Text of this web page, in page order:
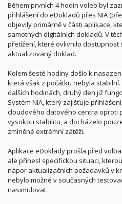
Během prvních 4 hodin voleb byl
přihlášení do eDokladů přes NIA
objevily primárně v části aplikace,
samotných digitálních dokladů. V
přetížení, které ovlivnilo dostupnost
aktualizovaný doklad.
Kolem šesté hodiny došlo k
která však z počátku nebyla
dalších hodinách, druhý den již
Systém NIA, který zajišťuje
cloudového datového centra oproti
vysokou stabilitu, a docházelo
zmíněné extrémní zátěži.
Aplikace eDoklady prošla před
ale přinesl specifickou situaci,
nápor aktualizačních požadavků v
nebylo možné v současných
nasimulovat.